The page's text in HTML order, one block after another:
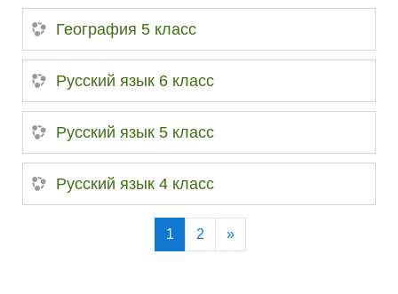
География 5 класс
Русский язык 6 класс
Русский язык 5 класс
Русский язык 4 класс
1 (текущая)
2 »Далее